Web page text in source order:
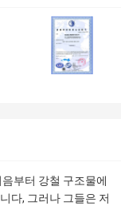
부터 강철 구조물에
다, 그러나 그들은 저